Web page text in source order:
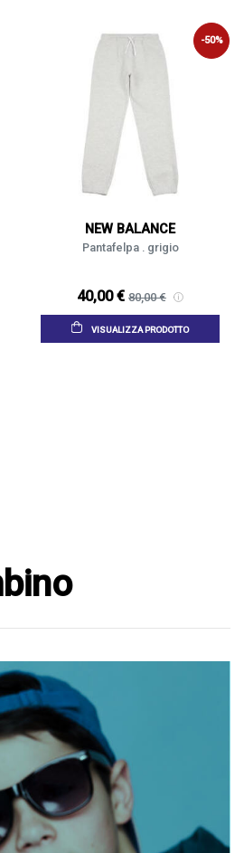
-50%
NEW BALANCE
Pantafelpa . grigio
40,00 € 80,00 €
VISUALIZZA PRODOTTO